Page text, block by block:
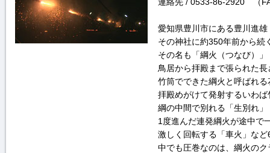
愛知県豊川市にある豊川進
その神社に約350年前から続
その名も「綱火（つなび）」
鳥居から拝殿まで張られた
竹筒でできた綱火と呼ばれる
拝殿めがけて発射するいわ
綱の中間で別れる「生別れ」
1度進んだ連発綱火が途中で
激しく回転する「車火」な
中でも圧巻なのは、綱火の